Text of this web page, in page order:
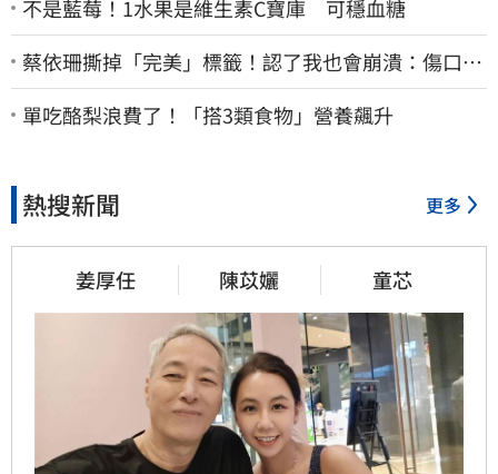
不是藍莓！1水果是維生素C寶庫 可穩血糖
蔡依珊撕掉「完美」標籤！認了我也會崩潰：傷口終
究會癒合
單吃酪梨浪費了！「搭3類食物」營養飆升
熱搜新聞 更多
姜厚任 陳苡孋 童芯